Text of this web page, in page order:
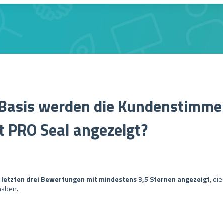
werden die
Seal angezeigt?
letzten drei Bewertungen mit mindestens 3,5 Sternen angezeigt,